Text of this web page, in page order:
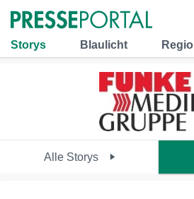
Storys Blaulicht
Alle Storys